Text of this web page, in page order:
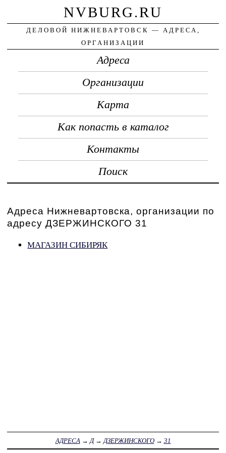
NVBURG.RU
ДЕЛОВОЙ НИЖНЕВАРТОВСК — АДРЕСА,
ОРГАНИЗАЦИИ
Адреса
Организации
Карта
Как попасть в каталог
Контакты
Поиск
Адреса Нижневартовска, организации по
адресу ДЗЕРЖИНСКОГО 31
МАГАЗИН СИБИРЯК
АДРЕСА → Д→ ДЗЕРЖИНСКОГО→ 31